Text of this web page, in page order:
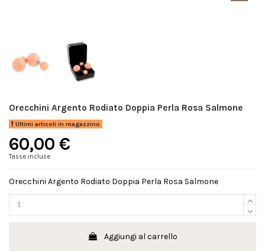
Orecchini Argento Rodiato Doppia Perla Rosa Salmone
Ultimi articoli in magazzino
60,00 €
Tasse incluse
Orecchini Argento Rodiato Doppia Perla Rosa Salmone
Aggiungi al carrello